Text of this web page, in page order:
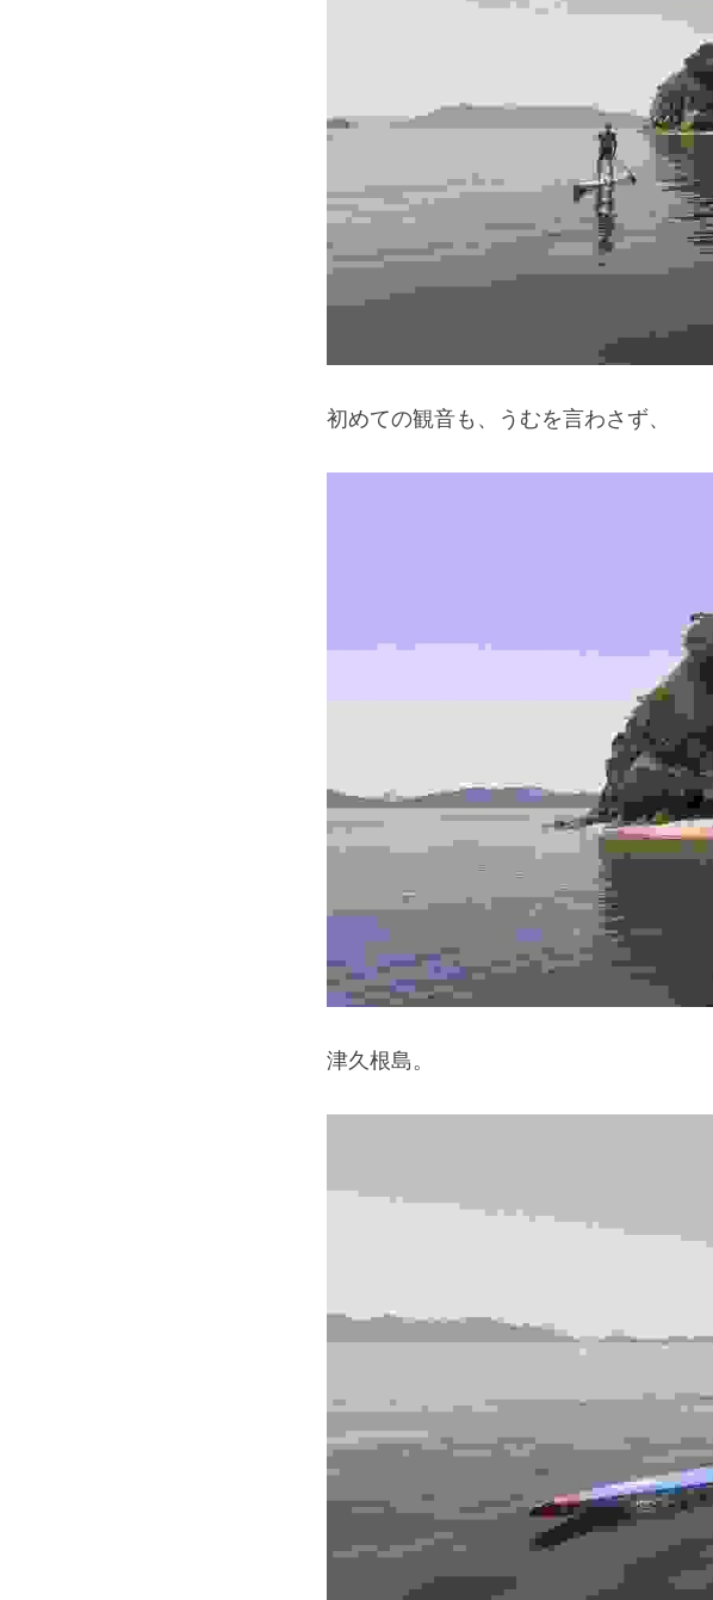
初めての観音も、うむを言わさず、
津久根島。